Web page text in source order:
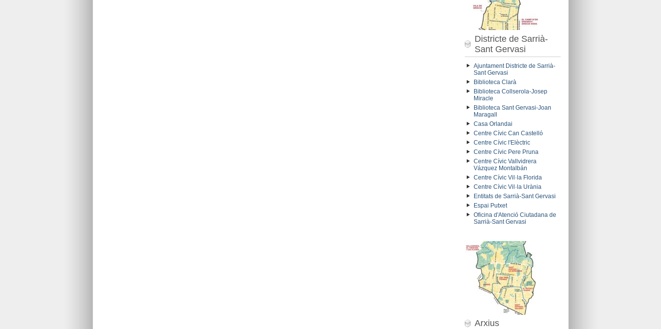
Districte de Sarrià-
Sant Gervasi
Ajuntament Districte de Sarrià-
Sant Gervasi
Biblioteca Clarà
Biblioteca Collserola-Josep
Miracle
Biblioteca Sant Gervasi-Joan
Maragall
Casa Orlandai
Centre Cívic Can Castelló
Centre Cívic l'Elèctric
Centre Cívic Pere Pruna
Centre Cívic Vallvidrera
Vázquez Montalbán
Centre Cívic Vil·la Florida
Centre Cívic Vil·la Urània
Entitats de Sarrià-Sant Gervasi
Espai Putxet
Oficina d'Atenció Ciutadana de
Sarrià-Sant Gervasi
Arxius